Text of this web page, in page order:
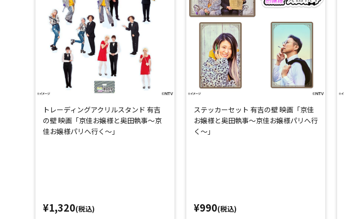
トレーディングアクリルスタンド 有吉
の壁 映画「京佳お嬢様と奥田執事～京
佳お嬢様パリへ行く～」
¥1,320(税込)
ステッカーセット 有吉の壁 映画「京佳
お嬢様と奥田執事～京佳お嬢様パリへ行
く～」
¥990(税込)